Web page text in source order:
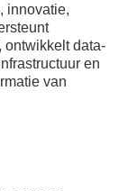
innovatie,
ontwikkelt data-
en
van